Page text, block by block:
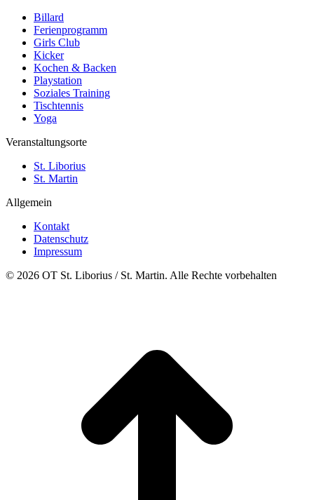
Billard
Ferienprogramm
Girls Club
Kicker
Kochen & Backen
Playstation
Soziales Training
Tischtennis
Yoga
Veranstaltungsorte
St. Liborius
St. Martin
Allgemein
Kontakt
Datenschutz
Impressum
© 2026 OT St. Liborius / St. Martin. Alle Rechte vorbehalten